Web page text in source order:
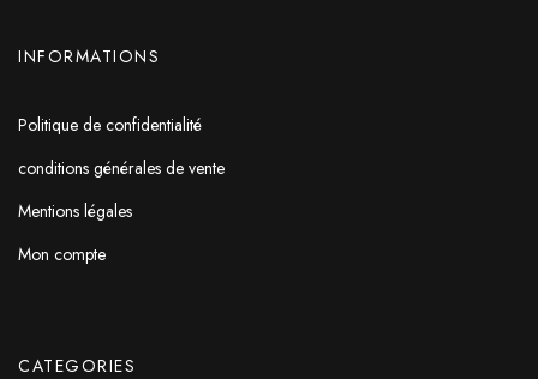
INFORMATIONS
Politique de confidentialité
conditions générales de vente
Mentions légales
Mon compte
CATEGORIES